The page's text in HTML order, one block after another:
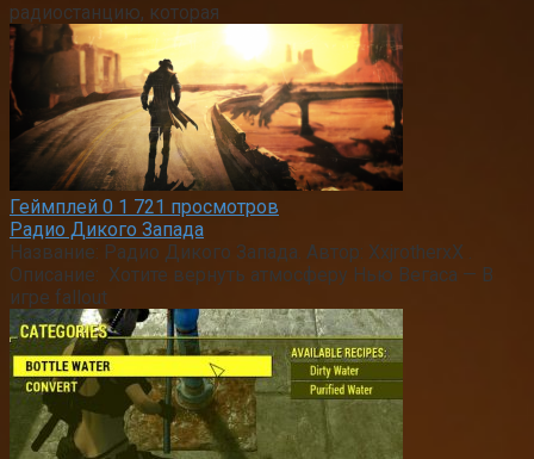
радиостанцию, которая
Геймплей 0 1 721 просмотров
Радио Дикого Запада
Название: Радио Дикого Запада. Автор: XxjrotherxX .
Описание: Хотите вернуть атмосферу Нью Вегаса — В
игре fallout